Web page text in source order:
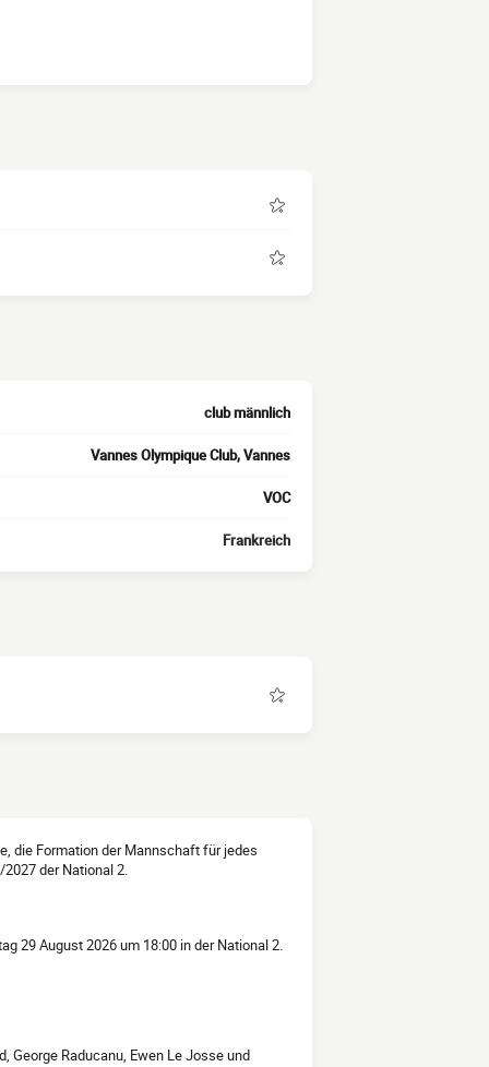
club männlich
Vannes Olympique Club, Vannes
VOC
Frankreich
die Formation der Mannschaft für jedes
der National 2.
29 August 2026 um 18:00 in der National 2.
George Raducanu, Ewen Le Josse und